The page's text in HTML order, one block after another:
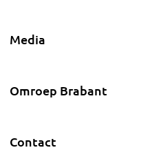
Media
Omroep Brabant
Contact